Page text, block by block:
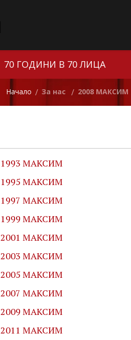
70 ГОДИНИ В 70 ЛИЦА
Начало / За нас / 2008 МАКСИМ
1993 МАКСИМ
1995 МАКСИМ
1997 МАКСИМ
1999 МАКСИМ
2001 МАКСИМ
2003 МАКСИМ
2005 МАКСИМ
2007 МАКСИМ
2009 МАКСИМ
2011 МАКСИМ